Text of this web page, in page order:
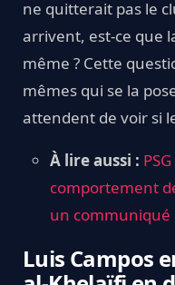
ne quitterait pas le
arrivent, est-ce que
même ? Cette
mêmes qui se la
attendent de voir si
À lire aussi :
comportement
un communiqué
Luis Campos